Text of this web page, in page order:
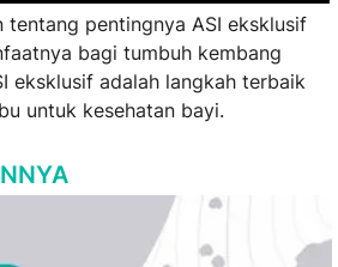
tentang pentingnya ASI eksklusif
bagi tumbuh kembang
eksklusif adalah langkah terbaik
untuk kesehatan bayi.